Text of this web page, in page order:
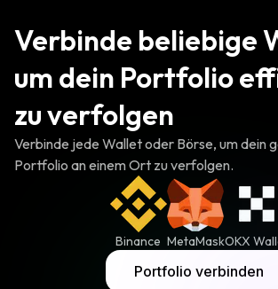
Verbinde beliebige
um dein Portfolio
zu verfolgen
Verbinde jede Wallet oder Börse, um dein
Portfolio an einem Ort zu verfolgen.
Binance MetaMaskOKX
Portfolio verbinden